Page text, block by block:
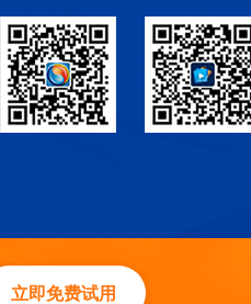
立即免费试用